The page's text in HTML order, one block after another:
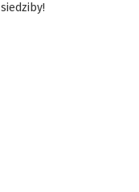
siedziby!